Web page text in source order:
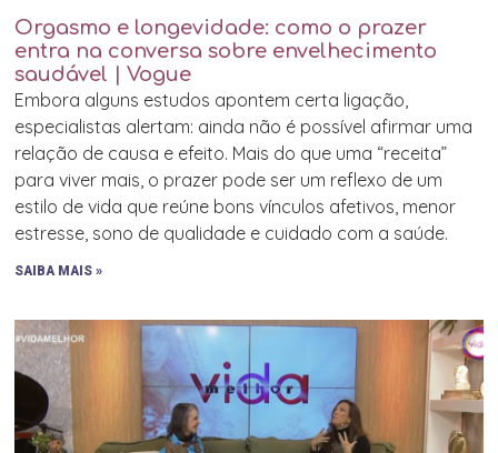
Orgasmo e longevidade: como o prazer
entra na conversa sobre envelhecimento
saudável | Vogue
Embora alguns estudos apontem certa ligação,
especialistas alertam: ainda não é possível afirmar uma
relação de causa e efeito. Mais do que uma “receita”
para viver mais, o prazer pode ser um reflexo de um
estilo de vida que reúne bons vínculos afetivos, menor
estresse, sono de qualidade e cuidado com a saúde.
SAIBA MAIS »